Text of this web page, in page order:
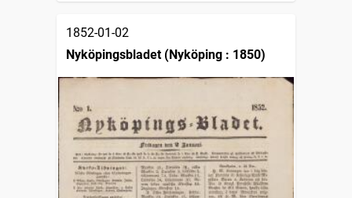
1852-01-02
Nyköpingsbladet (Nyköping : 1850)